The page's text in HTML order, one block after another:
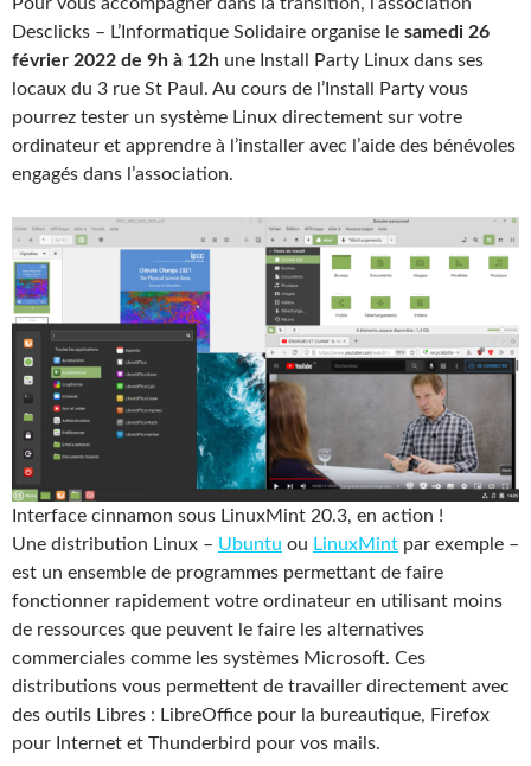
Desclicks – L’Informatique Solidaire organise le samedi 26
février 2022 de 9h à 12h une Install Party Linux dans ses
locaux du 3 rue St Paul. Au cours de l’Install Party vous
pourrez tester un système Linux directement sur votre
ordinateur et apprendre à l’installer avec l’aide des bénévoles
engagés dans l’association.
Interface cinnamon sous LinuxMint 20.3, en action !
Une distribution Linux – Ubuntu ou LinuxMint par exemple –
est un ensemble de programmes permettant de faire
fonctionner rapidement votre ordinateur en utilisant moins
de ressources que peuvent le faire les alternatives
commerciales comme les systèmes Microsoft. Ces
distributions vous permettent de travailler directement avec
des outils Libres : LibreOffice pour la bureautique, Firefox
pour Internet et Thunderbird pour vos mails.